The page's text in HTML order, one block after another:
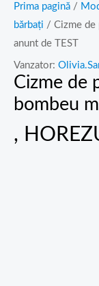
Prima pagină /
bărbați / Cizme de
anunt de TEST
Vanzator:
Cizme de
bombeu
,